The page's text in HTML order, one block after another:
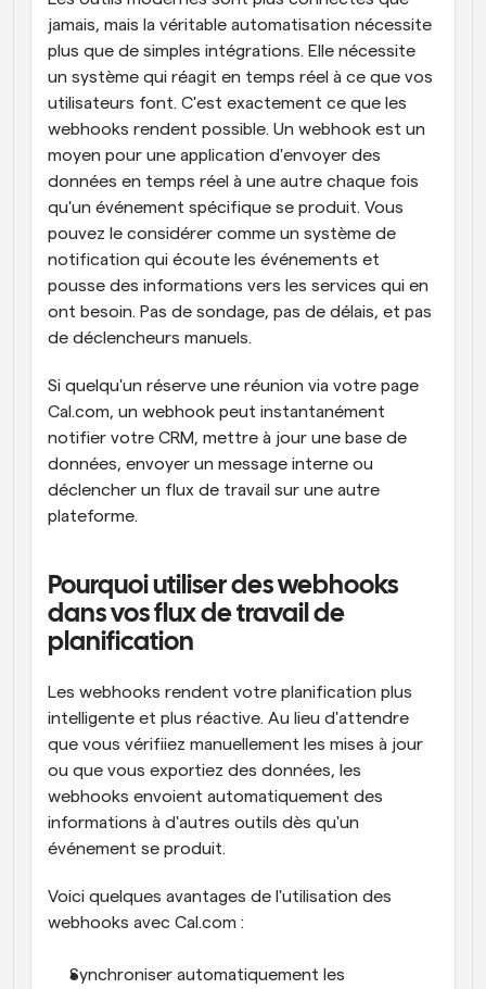
jamais, mais la véritable automatisation nécessite
plus que de simples intégrations. Elle nécessite
un système qui réagit en temps réel à ce que vos
utilisateurs font. C'est exactement ce que les
webhooks rendent possible. Un webhook est un
moyen pour une application d'envoyer des
données en temps réel à une autre chaque fois
qu'un événement spécifique se produit. Vous
pouvez le considérer comme un système de
notification qui écoute les événements et
pousse des informations vers les services qui en
ont besoin. Pas de sondage, pas de délais, et pas
de déclencheurs manuels.
Si quelqu'un réserve une réunion via votre page
Cal.com, un webhook peut instantanément
notifier votre CRM, mettre à jour une base de
données, envoyer un message interne ou
déclencher un flux de travail sur une autre
plateforme.
Pourquoi utiliser des webhooks
dans vos flux de travail de
planification
Les webhooks rendent votre planification plus
intelligente et plus réactive. Au lieu d'attendre
que vous vérifiiez manuellement les mises à jour
ou que vous exportiez des données, les
webhooks envoient automatiquement des
informations à d'autres outils dès qu'un
événement se produit.
Voici quelques avantages de l'utilisation des
webhooks avec Cal.com :
Synchroniser automatiquement les